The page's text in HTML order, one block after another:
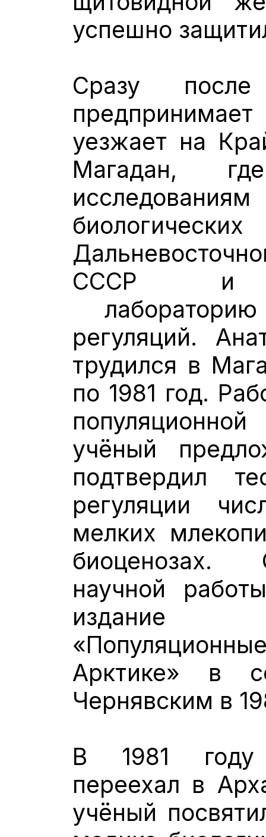
успешно
Сразу
уезжает на
Магадан,
СССР и
лабораторию
регуляций.
трудился в
по 1981 год.
учёный
подтвердил
регуляции
мелких
биоценозах.
научной
издание
Арктике» в
Чернявским в
В 1981 году
переехал в
учёный